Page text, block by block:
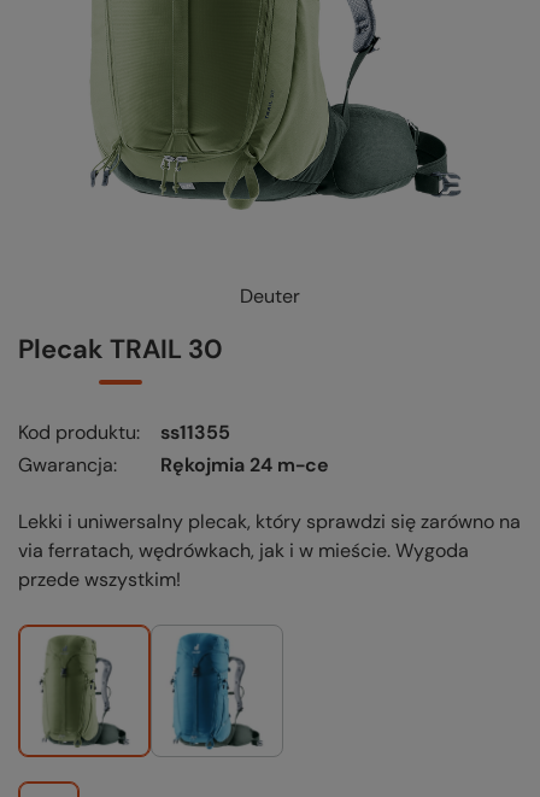
KUP-SPRAWDŹ-WYMIEŃ
Deuter
Plecak TRAIL 30
Kod produktu
ss11355
Gwarancja
Rękojmia 24 m-ce
Lekki i uniwersalny plecak, który sprawdzi się zarówno na
via ferratach, wędrówkach, jak i w mieście. Wygoda
przede wszystkim!